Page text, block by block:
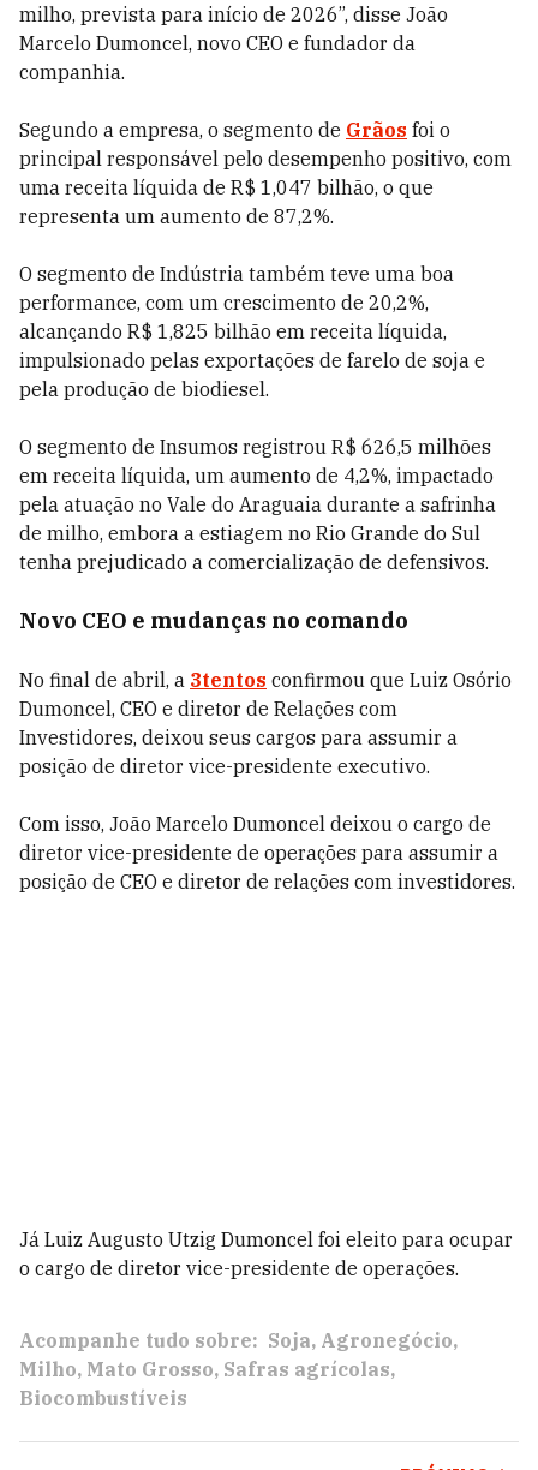
milho, prevista para início de 2026”, disse João
Marcelo Dumoncel, novo CEO e fundador da
companhia.
Segundo a empresa, o segmento de Grãos foi o
principal responsável pelo desempenho positivo, com
uma receita líquida de R$ 1,047 bilhão, o que
representa um aumento de 87,2%.
O segmento de Indústria também teve uma boa
performance, com um crescimento de 20,2%,
alcançando R$ 1,825 bilhão em receita líquida,
impulsionado pelas exportações de farelo de soja e
pela produção de biodiesel.
O segmento de Insumos registrou R$ 626,5 milhões
em receita líquida, um aumento de 4,2%, impactado
pela atuação no Vale do Araguaia durante a safrinha
de milho, embora a estiagem no Rio Grande do Sul
tenha prejudicado a comercialização de defensivos.
Novo CEO e mudanças no comando
No final de abril, a 3tentos confirmou que Luiz Osório
Dumoncel, CEO e diretor de Relações com
Investidores, deixou seus cargos para assumir a
posição de diretor vice-presidente executivo.
Com isso, João Marcelo Dumoncel deixou o cargo de
diretor vice-presidente de operações para assumir a
posição de CEO e diretor de relações com investidores.
Já Luiz Augusto Utzig Dumoncel foi eleito para ocupar
o cargo de diretor vice-presidente de operações.
Acompanhe tudo sobre: Soja Agronegócio
Milho Mato Grosso Safras agrícolas
Biocombustíveis